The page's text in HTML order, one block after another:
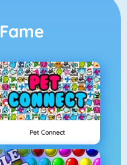
Fame
Pet Connect